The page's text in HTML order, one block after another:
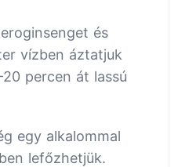
és
vízben áztatjuk
percen át lassú
egy alkalommal
lefőzhetjük.